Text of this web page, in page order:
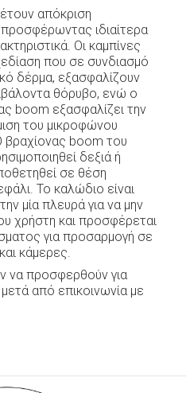
απόκριση
ιδιαίτερα
Οι καμπίνες
που σε συνδιασμό
δέρμα, εξασφαλίζουν
θόρυβο, ενώ ο
boom εξασφαλίζει την
του μικροφώνου
boom του
δεξιά ή
σε θέση
Το καλώδιο είναι
μία πλευρά για να μην
χρήστη και προσφέρεται
για προσαρμογή σε
κάμερες.
να προσφερθούν για
από επικοινωνία με